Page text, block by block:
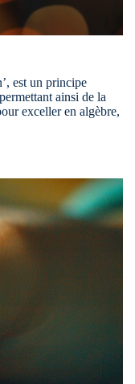
est un principe
ainsi de la
exceller en algèbre,